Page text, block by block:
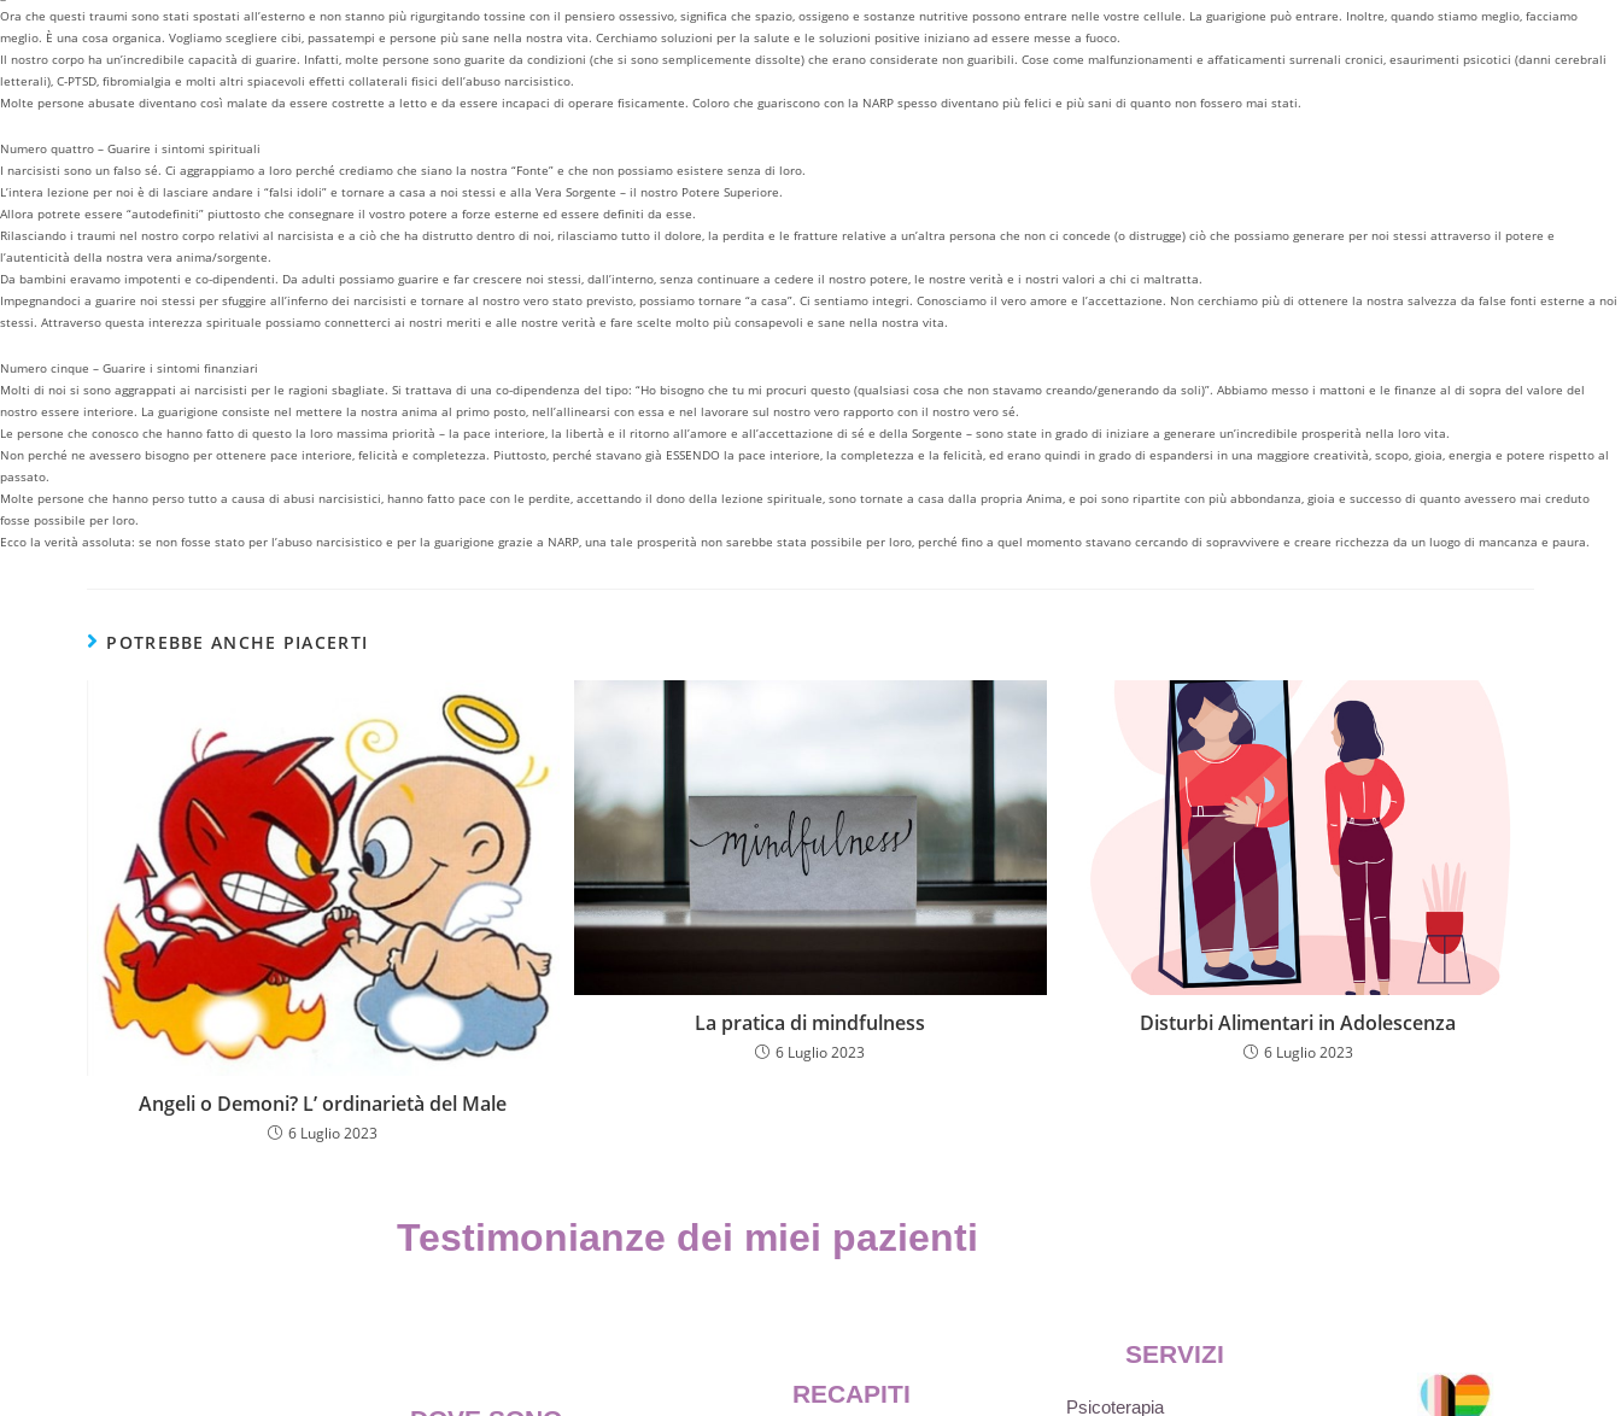
Ora che questi traumi sono stati spostati all’esterno e non stanno più rigurgitando tossine con il pensiero ossessivo, significa che spazio, ossigeno e sostanze nutritive possono entrare nelle vostre cellule. La guarigione può entrare. Inoltre, quando stiamo meglio, facciamo
meglio. È una cosa organica. Vogliamo scegliere cibi, passatempi e persone più sane nella nostra vita. Cerchiamo soluzioni per la salute e le soluzioni positive iniziano ad essere messe a fuoco.
Il nostro corpo ha un’incredibile capacità di guarire. Infatti, molte persone sono guarite da condizioni (che si sono semplicemente dissolte) che erano considerate non guaribili. Cose come malfunzionamenti e affaticamenti surrenali cronici, esaurimenti psicotici (danni cerebrali
letterali), C-PTSD, fibromialgia e molti altri spiacevoli effetti collaterali fisici dell’abuso narcisistico.
Molte persone abusate diventano così malate da essere costrette a letto e da essere incapaci di operare fisicamente. Coloro che guariscono con la NARP spesso diventano più felici e più sani di quanto non fossero mai stati.
Numero quattro – Guarire i sintomi spirituali
I narcisisti sono un falso sé. Ci aggrappiamo a loro perché crediamo che siano la nostra “Fonte” e che non possiamo esistere senza di loro.
L’intera lezione per noi è di lasciare andare i “falsi idoli” e tornare a casa a noi stessi e alla Vera Sorgente – il nostro Potere Superiore.
Allora potrete essere “autodefiniti” piuttosto che consegnare il vostro potere a forze esterne ed essere definiti da esse.
Rilasciando i traumi nel nostro corpo relativi al narcisista e a ciò che ha distrutto dentro di noi, rilasciamo tutto il dolore, la perdita e le fratture relative a un’altra persona che non ci concede (o distrugge) ciò che possiamo generare per noi stessi attraverso il potere e
l’autenticità della nostra vera anima/sorgente.
Da bambini eravamo impotenti e co-dipendenti. Da adulti possiamo guarire e far crescere noi stessi, dall’interno, senza continuare a cedere il nostro potere, le nostre verità e i nostri valori a chi ci maltratta.
Impegnandoci a guarire noi stessi per sfuggire all’inferno dei narcisisti e tornare al nostro vero stato previsto, possiamo tornare “a casa”. Ci sentiamo integri. Conosciamo il vero amore e l’accettazione. Non cerchiamo più di ottenere la nostra salvezza da false fonti esterne a noi
stessi. Attraverso questa interezza spirituale possiamo connetterci ai nostri meriti e alle nostre verità e fare scelte molto più consapevoli e sane nella nostra vita.
Numero cinque – Guarire i sintomi finanziari
Molti di noi si sono aggrappati ai narcisisti per le ragioni sbagliate. Si trattava di una co-dipendenza del tipo: “Ho bisogno che tu mi procuri questo (qualsiasi cosa che non stavamo creando/generando da soli)”. Abbiamo messo i mattoni e le finanze al di sopra del valore del
nostro essere interiore. La guarigione consiste nel mettere la nostra anima al primo posto, nell’allinearsi con essa e nel lavorare sul nostro vero rapporto con il nostro vero sé.
Le persone che conosco che hanno fatto di questo la loro massima priorità – la pace interiore, la libertà e il ritorno all’amore e all’accettazione di sé e della Sorgente – sono state in grado di iniziare a generare un’incredibile prosperità nella loro vita.
Non perché ne avessero bisogno per ottenere pace interiore, felicità e completezza. Piuttosto, perché stavano già ESSENDO la pace interiore, la completezza e la felicità, ed erano quindi in grado di espandersi in una maggiore creatività, scopo, gioia, energia e potere rispetto al
passato.
Molte persone che hanno perso tutto a causa di abusi narcisistici, hanno fatto pace con le perdite, accettando il dono della lezione spirituale, sono tornate a casa dalla propria Anima, e poi sono ripartite con più abbondanza, gioia e successo di quanto avessero mai creduto
fosse possibile per loro.
Ecco la verità assoluta: se non fosse stato per l’abuso narcisistico e per la guarigione grazie a NARP, una tale prosperità non sarebbe stata possibile per loro, perché fino a quel momento stavano cercando di sopravvivere e creare ricchezza da un luogo di mancanza e paura.
POTREBBE ANCHE PIACERTI
Angeli o Demoni? L’ ordinarietà del Male
6 Luglio 2023
La pratica di mindfulness
6 Luglio 2023
Disturbi Alimentari in Adolescenza
6 Luglio 2023
Testimonianze dei miei pazienti
RECAPITI
SERVIZI
Psicoterapia